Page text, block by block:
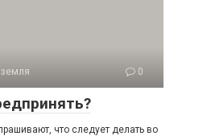
земля 0
что следует делать во